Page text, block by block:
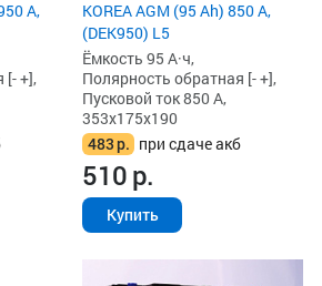
А,
[- +],
KOREA AGM (95 Ah) 850 А,
(DEK950) L5
Ёмкость 95 А·ч,
Полярность обратная [- +],
Пусковой ток 850 А,
353x175x190
483р. при сдаче акб
510р.
Купить